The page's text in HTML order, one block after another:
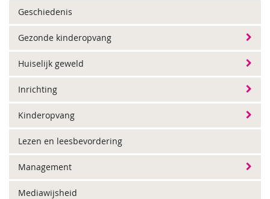
Geschiedenis
Gezonde kinderopvang
Huiselijk geweld
Inrichting
Kinderopvang
Lezen en leesbevordering
Management
Mediawijsheid